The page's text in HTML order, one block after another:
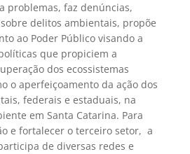
problemas, faz denúncias,
delitos ambientais, propõe
ao Poder Público visando a
que propiciem a
dos ecossistemas
o aperfeiçoamento da ação dos
federais e estaduais, na
em Santa Catarina. Para
e fortalecer o terceiro setor, a
de diversas redes e